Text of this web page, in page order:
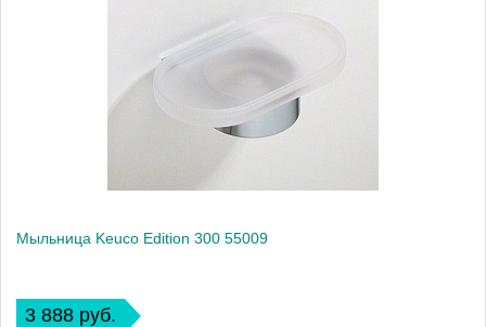
Мыльница Keuco Edition 300 55009
3 888 руб.